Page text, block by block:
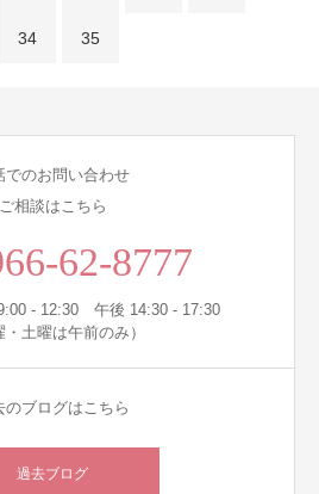
34 35
でのお問い合わせ
ご相談はこちら
62-8777
- 12:30 午後 14:30 - 17:30
・土曜は午前のみ）
のブログはこちら
過去ブログ